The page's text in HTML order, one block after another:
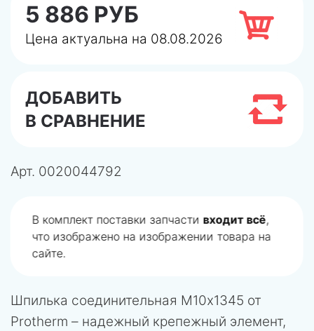
5 886 РУБ
Цена актуальна на 08.08.2026
ДОБАВИТЬ
В СРАВНЕНИЕ
Арт. 0020044792
В комплект поставки запчасти входит всё,
что изображено на изображении товара на
сайте.
Шпилька соединительная М10x1345 от
Protherm – надежный крепежный элемент,